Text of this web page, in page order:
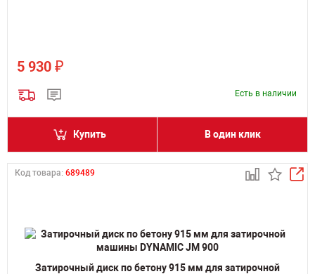
5 930 ₽
Есть в наличии
Купить В один клик
Код товара: 689489
Затирочный диск по бетону 915 мм для затирочной